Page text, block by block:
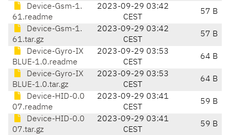
Device-Gsm-1.
61.readme
2023-09-29 03:42
CEST
57 B
Device-Gsm-1.
61.tar.gz
2023-09-29 03:42
CEST
57 B
Device-Gyro-IX
BLUE-1.0.readme
2023-09-29 03:53
CEST
64 B
Device-Gyro-IX
BLUE-1.0.tar.gz
2023-09-29 03:53
CEST
64 B
Device-HID-0.0
07.readme
2023-09-29 03:41
CEST
59 B
Device-HID-0.0
07.tar.gz
2023-09-29 03:41
CEST
59 B